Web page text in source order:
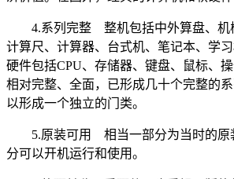
4.系列完整 整机包括中外算盘、机
计算尺、计算器、台式机、笔记本、学习
硬件包括CPU、存储器、键盘、鼠标、
相对完整、全面，已形成几十个完整的
以形成一个独立的门类。
5.原装可用 相当一部分为当时的原
分可以开机运行和使用。